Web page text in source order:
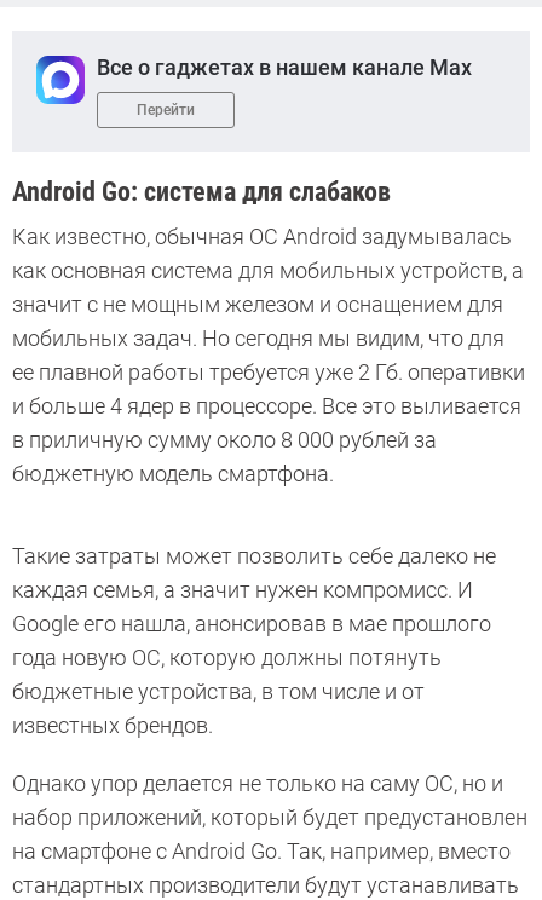
Все о гаджетах в нашем канале Max
Перейти
Android Go: система для слабаков
Как известно, обычная ОС Android задумывалась
как основная система для мобильных устройств, а
значит с не мощным железом и оснащением для
мобильных задач. Но сегодня мы видим, что для
ее плавной работы требуется уже 2 Гб. оперативки
и больше 4 ядер в процессоре. Все это выливается
в приличную сумму около 8 000 рублей за
бюджетную модель смартфона.
Такие затраты может позволить себе далеко не
каждая семья, а значит нужен компромисс. И
Google его нашла, анонсировав в мае прошлого
года новую ОС, которую должны потянуть
бюджетные устройства, в том числе и от
известных брендов.
Однако упор делается не только на саму ОС, но и
набор приложений, который будет предустановлен
на смартфоне с Android Go. Так, например, вместо
стандартных производители будут устанавливать